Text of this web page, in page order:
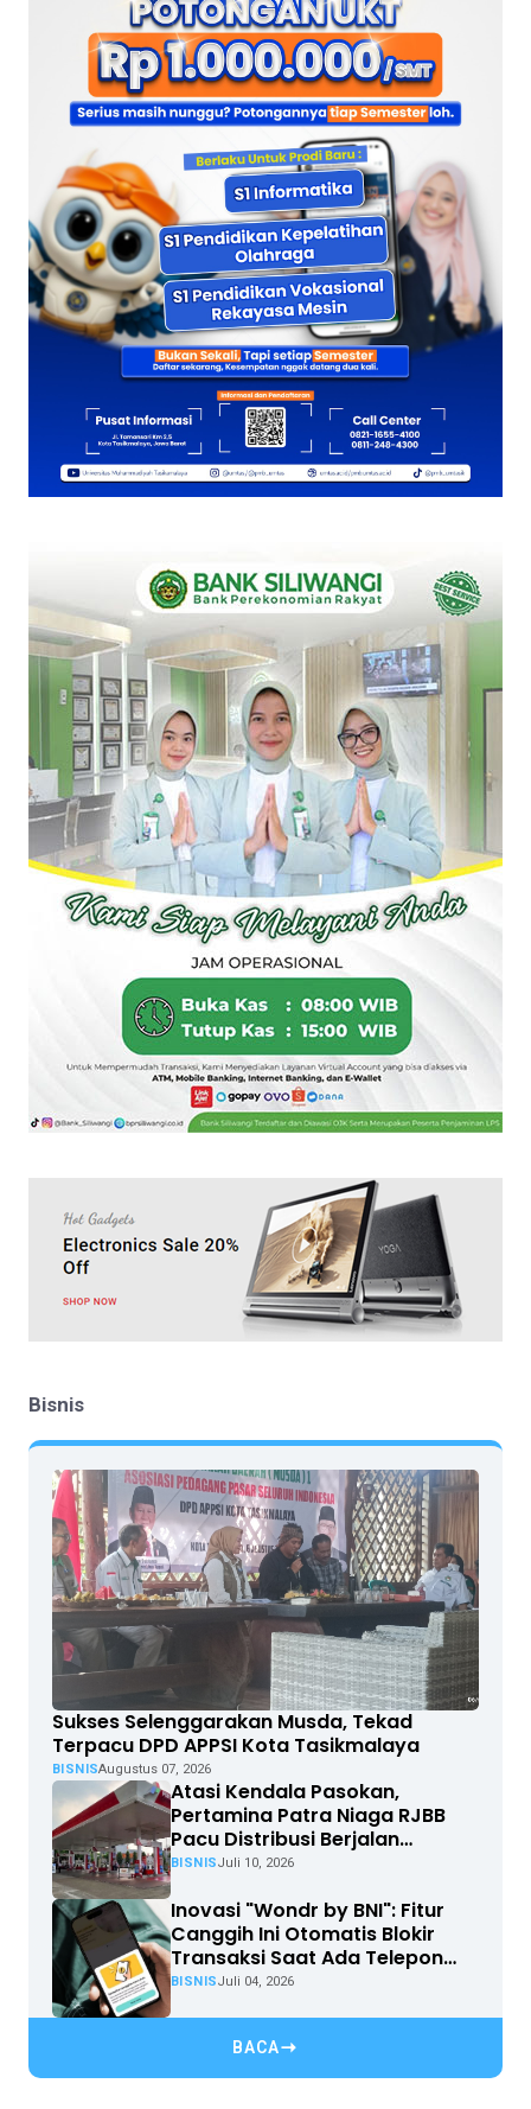
Bisnis
Sukses Selenggarakan Musda, Tekad
Terpacu DPD APPSI Kota Tasikmalaya
BISNISAugustus 07, 2026
Atasi Kendala Pasokan,
Pertamina Patra Niaga RJBB
Pacu Distribusi Berjalan
Optimal
BISNISJuli 10, 2026
Inovasi "Wondr by BNI": Fitur
Canggih Ini Otomatis Blokir
Transaksi Saat Ada Telepon
Masuk
BISNISJuli 04, 2026
BACA